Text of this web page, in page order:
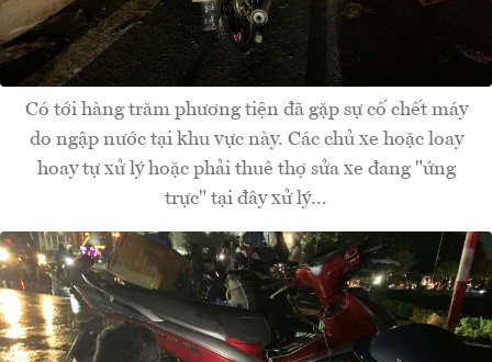
Có tới hàng trăm phương tiện đã gặp sự cố chết máy
do ngập nước tại khu vực này. Các chủ xe hoặc loay
hoay tự xử lý hoặc phải thuê thợ sửa xe đang "ứng
trực" tại đây xử lý...